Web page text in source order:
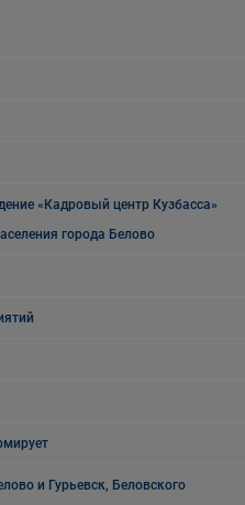
«Кадровый центр Кузбасса»
города Белово
и Гурьевск, Беловского